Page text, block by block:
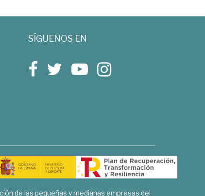
SÍGUENOS EN
de las pequeñas y medianas empresas del